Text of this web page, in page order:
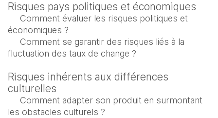
Risques pays politiques et économiques
Comment évaluer les risques politiques et
économiques ?
Comment se garantir des risques liés à la
fluctuation des taux de change ?
Risques inhérents aux différences
culturelles
Comment adapter son produit en surmontant
les obstacles culturels ?